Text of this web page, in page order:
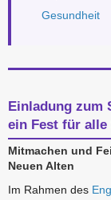
Gesundheit
Einladung zum
ein Fest für alle
Mitmachen und
Neuen Alten
Im Rahmen des